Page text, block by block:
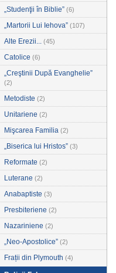
„Studenţii în Biblie” (6)
„Martorii Lui Iehova” (107)
Alte Erezii... (45)
Catolice (6)
„Creştinii După Evanghelie”
(2)
Metodiste (2)
Unitariene (2)
Mişcarea Familia (2)
„Biserica lui Hristos” (3)
Reformate (2)
Luterane (2)
Anabaptiste (3)
Presbiteriene (2)
Nazariniene (2)
„Neo-Apostolice” (2)
Frații din Plymouth (4)